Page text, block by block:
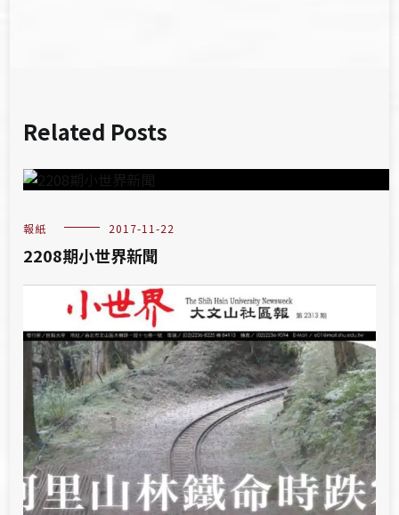
Related Posts
報紙 2017-11-22
2208期小世界新聞